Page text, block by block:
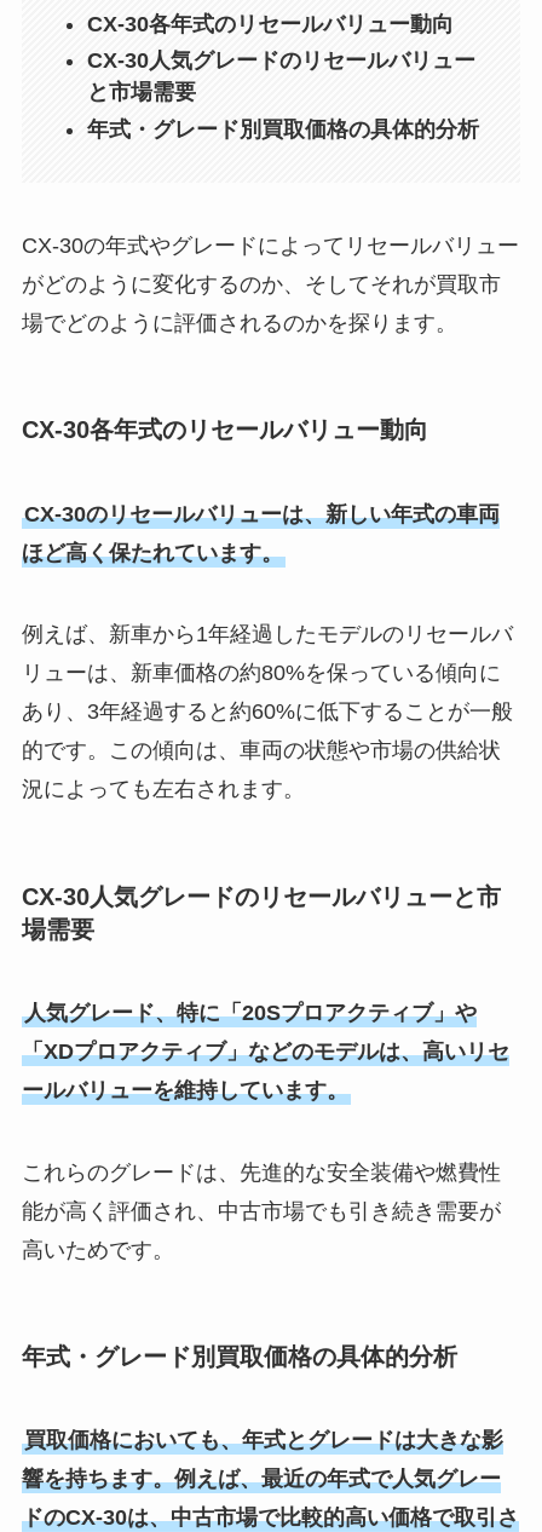
CX-30各年式のリセールバリュー動向
CX-30人気グレードのリセールバリュー
と市場需要
年式・グレード別買取価格の具体的分析
CX-30の年式やグレードによってリセールバリュー
がどのように変化するのか、そしてそれが買取市
場でどのように評価されるのかを探ります。
CX-30各年式のリセールバリュー動向
CX-30のリセールバリューは、新しい年式の車両
ほど高く保たれています。
例えば、新車から1年経過したモデルのリセールバ
リューは、新車価格の約80%を保っている傾向に
あり、3年経過すると約60%に低下することが一般
的です。この傾向は、車両の状態や市場の供給状
況によっても左右されます。
CX-30人気グレードのリセールバリューと市
場需要
人気グレード、特に「20Sプロアクティブ」や
「XDプロアクティブ」などのモデルは、高いリセ
ールバリューを維持しています。
これらのグレードは、先進的な安全装備や燃費性
能が高く評価され、中古市場でも引き続き需要が
高いためです。
年式・グレード別買取価格の具体的分析
買取価格においても、年式とグレードは大きな影
響を持ちます。例えば、最近の年式で人気グレー
ドのCX-30は、中古市場で比較的高い価格で取引さ